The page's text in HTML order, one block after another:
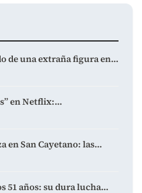
de una extraña figura en…
en Netflix:…
en San Cayetano: las…
51 años: su dura lucha…